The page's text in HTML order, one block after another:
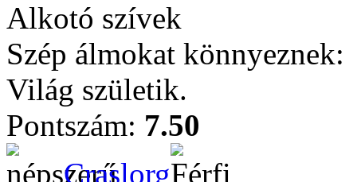
Alkotó szívek
Szép álmokat könnyeznek:
Világ születik.
Pontszám: 7.50
Craslorg